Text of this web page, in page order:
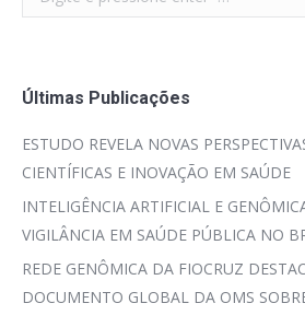
Últimas Publicações
ESTUDO REVELA NOVAS
CIENTÍFICAS E INOVAÇÃO EM SAÚDE
INTELIGÊNCIA ARTIFICIAL E
VIGILÂNCIA EM SAÚDE PÚBLICA NO
REDE GENÔMICA DA FIOCRUZ
DOCUMENTO GLOBAL DA OMS